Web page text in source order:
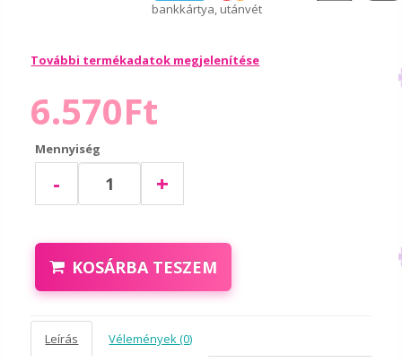
bankkártya, utánvét
További termékadatok megjelenítése
6.570Ft
Mennyiség
- +
KOSÁRBA TESZEM
Leírás Vélemények (0)